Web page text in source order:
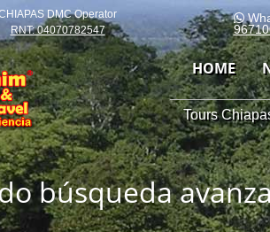
DMC Operator
RNT: 04070782547
HOME
Tours
búsqueda